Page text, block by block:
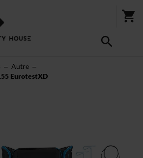
Autre
EurotestXD